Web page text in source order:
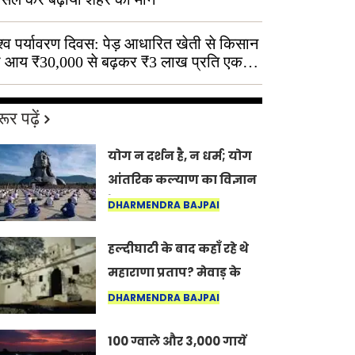
पर्यावरण दिवस: पेड़ आधारित खेती से किसान
आय ₹30,000 से बढ़कर ₹3 लाख प्रति एकड़
पढ़ें
योग न दर्शन है, न धर्म; योग
आंतरिक कल्याण का विज्ञान
है: अंतरराष्ट्रीय योग दिवस
DHARMENDRA BAJPAI
हल्दीघाटी के बाद कहाँ रहे थे
महाराणा प्रताप? मेवाड़ के
इतिहास का वह अनकहा
में जीवित है
DHARMENDRA BAJPAI
100 ग्वाले और 3,000 गायें